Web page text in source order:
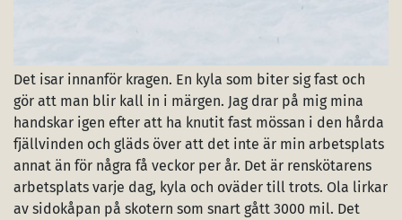
Det isar innanför kragen. En kyla som biter sig fast och
gör att man blir kall in i märgen. Jag drar på mig mina
handskar igen efter att ha knutit fast mössan i den hårda
fjällvinden och gläds över att det inte är min arbetsplats
annat än för några få veckor per år. Det är renskötarens
arbetsplats varje dag, kyla och oväder till trots. Ola lirkar
av sidokåpan på skotern som snart gått 3000 mil. Det